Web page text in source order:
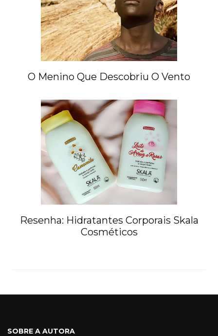
O Menino Que Descobriu O Vento
Resenha: Hidratantes Corporais Skala
Cosméticos
SOBRE A AUTORA